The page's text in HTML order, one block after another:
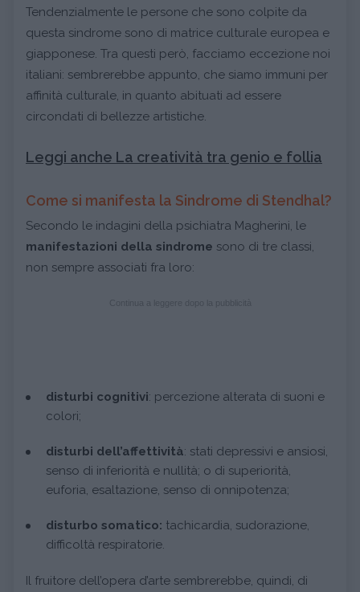
Tendenzialmente le persone che sono colpite da
questa sindrome sono di matrice culturale europea e
giapponese. Tra questi però, facciamo eccezione noi
italiani: sembrerebbe appunto, che siamo immuni per
affinità culturale, in quanto abituati ad essere
circondati di bellezze artistiche.
Leggi anche La creatività tra genio e follia
Come si manifesta la Sindrome di Stendhal?
Secondo le indagini della psichiatra Magherini, le
manifestazioni della sindrome sono di tre classi,
non sempre associati fra loro:
disturbi cognitivi: percezione alterata di suoni e
colori;
disturbi dell’affettività: stati depressivi e ansiosi,
senso di inferiorità e nullità; o di superiorità,
euforia, esaltazione, senso di onnipotenza;
disturbo somatico: tachicardia, sudorazione,
difficoltà respiratorie.
Il fruitore dell’opera d’arte sembrerebbe, quindi, di